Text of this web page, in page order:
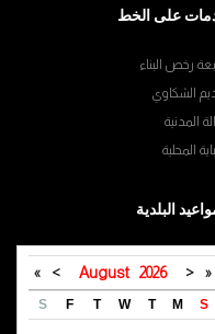
على الخط
رخص البناء
الشكاوي
المدنية
المحلية
البلدية
«
<
August 2026
>
»
S
M
T
W
T
F
S